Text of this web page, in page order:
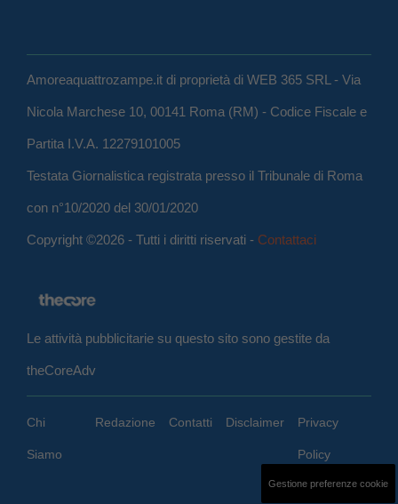
Amoreaquattrozampe.it di proprietà di WEB 365 SRL - Via
Nicola Marchese 10, 00141 Roma (RM) - Codice Fiscale e
Partita I.V.A. 12279101005
Testata Giornalistica registrata presso il Tribunale di Roma
con n°10/2020 del 30/01/2020
Copyright ©2026 - Tutti i diritti riservati - Contattaci
Le attività pubblicitarie su questo sito sono gestite da
theCoreAdv
Chi
Siamo
Redazione Contatti Disclaimer Privacy
Policy
Gestione preferenze cookie